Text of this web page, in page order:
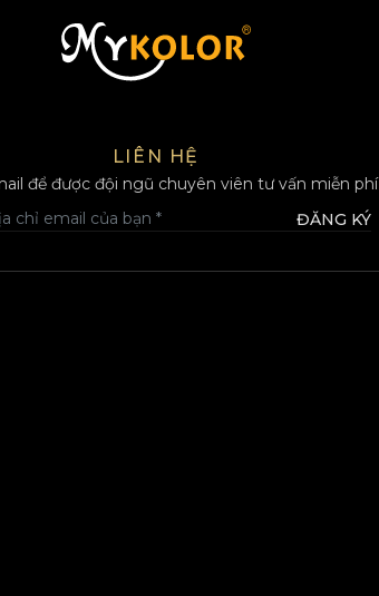
MYKOLOR
LIÊN HỆ
để được đội ngũ chuyên viên tư vấn miễn phí
ĐĂNG KÝ